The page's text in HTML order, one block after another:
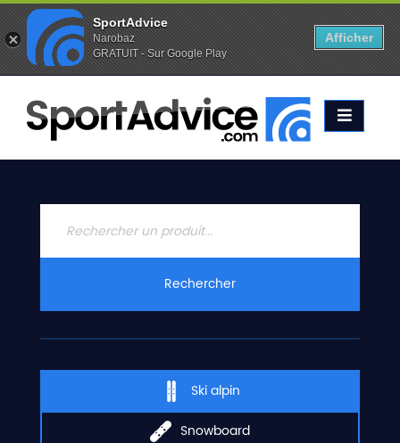
Favoris (0) Alertes (0)
ACCUEIL
SKIS
2020
CONTACT
Rechercher
Ski alpin
Snowboard
SportAdvice
Narobaz
GRATUIT - Sur Google Play
Afficher